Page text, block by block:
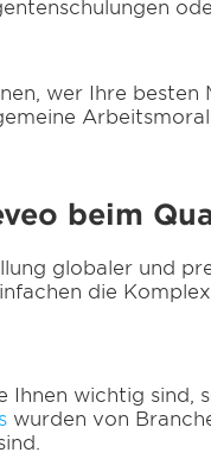
wer Ihre
beim
globaler und
die
wichtig
wurden von